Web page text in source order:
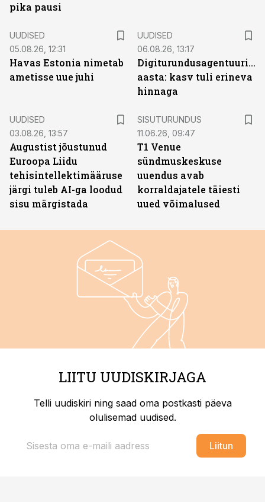
pika pausi
UUDISED
05.08.26, 12:31
Havas Estonia nimetab
ametisse uue juhi
UUDISED
06.08.26, 13:17
Digiturundusagentuuride
aasta: kasv tuli erineva
hinnaga
UUDISED
03.08.26, 13:57
Augustist jõustunud
Euroopa Liidu
tehisintellektimääruse
järgi tuleb AI-ga loodud
sisu märgistada
SISUTURUNDUS
11.06.26, 09:47
T1 Venue
sündmuskeskuse
uuendus avab
korraldajatele täiesti
uued võimalused
LIITU UUDISKIRJAGA
Telli uudiskiri ning saad oma postkasti päeva
olulisemad uudised.
Liitun